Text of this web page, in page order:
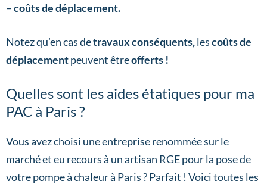
–coûts de déplacement.
Notez qu’en cas detravaux conséquents,lescoûts de
déplacementpeuvent êtreofferts !
Quelles sont les aides étatiques pour ma
PAC à Paris ?
Vous avez choisi une entreprise renommée sur le
marché et eu recours à un artisan RGE pour la pose de
votre pompe à chaleur à Paris ? Parfait ! Voici toutes les